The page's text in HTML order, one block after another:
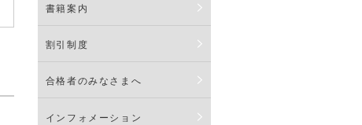
書籍案内
割引制度
合格者のみなさまへ
インフォメーション